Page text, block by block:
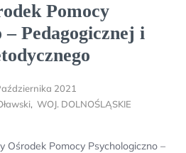
Pomocy
– Pedagogicznej i
2021
, WOJ. DOLNOŚLĄSKIE
Ośrodek Pomocy Psychologiczno –